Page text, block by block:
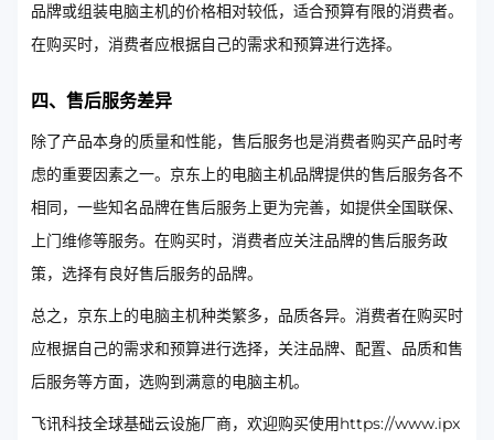
品牌或组装电脑主机的价格相对较低，适合预算有限的消费者。
在购买时，消费者应根据自己的需求和预算进行选择。
四、售后服务差异
除了产品本身的质量和性能，售后服务也是消费者购买产品时考
虑的重要因素之一。京东上的电脑主机品牌提供的售后服务各不
相同，一些知名品牌在售后服务上更为完善，如提供全国联保、
上门维修等服务。在购买时，消费者应关注品牌的售后服务政
策，选择有良好售后服务的品牌。
总之，京东上的电脑主机种类繁多，品质各异。消费者在购买时
应根据自己的需求和预算进行选择，关注品牌、配置、品质和售
后服务等方面，选购到满意的电脑主机。
飞讯科技全球基础云设施厂商，欢迎购买使用https://www.ipx